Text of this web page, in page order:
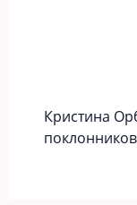
Кристина